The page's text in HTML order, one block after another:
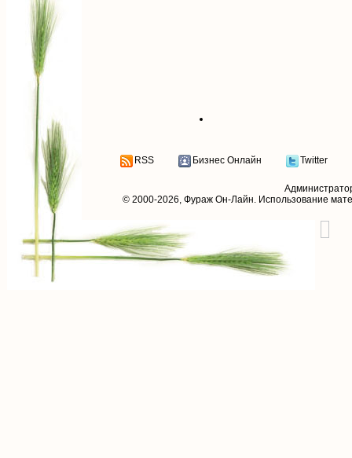
RSS Бизнес Онлайн Twitter
© 2000-2026, Фураж Он-Лайн. Использование